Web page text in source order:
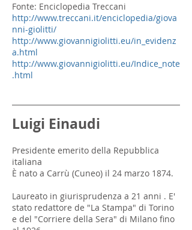
Fonte: Enciclopedia Treccani
http://www.treccani.it/enciclopedia/giova
nni-giolitti/
http://www.giovannigiolitti.eu/in_evidenz
a.html
http://www.giovannigiolitti.eu/Indice_note
.html
Luigi Einaudi
Presidente emerito della Repubblica
italiana
È nato a Carrù (Cuneo) il 24 marzo 1874.
Laureato in giurisprudenza a 21 anni . E'
stato redattore de "La Stampa" di Torino
e del "Corriere della Sera" di Milano fino